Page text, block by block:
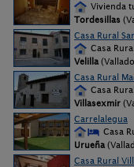
Vivienda
Tordesillas
Casa Rural
Casa
Velilla
Casa Rural
Casa
Villasexmir
Carrelalegua
Casa
Urueña
Casa Rural